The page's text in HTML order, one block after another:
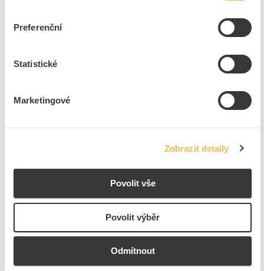
Preferenční
Statistické
Marketingové
Zobrazit detaily
Povolit vše
Povolit výběr
Odmítnout
SCHNEIDER Easy TeSys GZ1E04 Spouštěč motoru
3606480567803
Kód výrobce
GZ1E04